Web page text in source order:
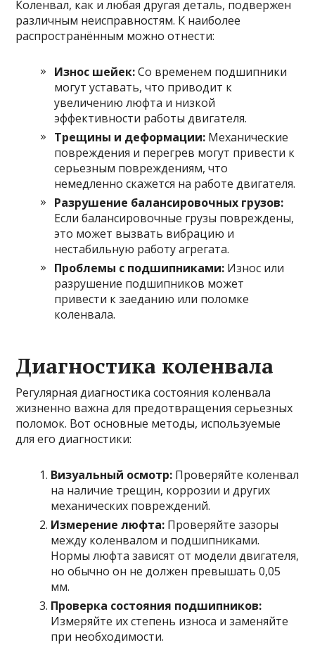
Коленвал, как и любая другая деталь, подвержен
различным неисправностям. К наиболее
распространённым можно отнести:
Износ шейек:Со временем подшипники
могут уставать, что приводит к
увеличению люфта и низкой
эффективности работы двигателя.
Трещины и деформации: Механические
повреждения и перегрев могут привести к
серьезным повреждениям, что
немедленно скажется на работе двигателя.
Разрушение балансировочных грузов:
Если балансировочные грузы повреждены,
это может вызвать вибрацию и
нестабильную работу агрегата.
Проблемы с подшипниками: Износ или
разрушение подшипников может
привести к заеданию или поломке
коленвала.
Диагностика коленвала
Регулярная диагностика состояния коленвала
жизненно важна для предотвращения серьезных
поломок. Вот основные методы, используемые
для его диагностики:
Визуальный осмотр: Проверяйте коленвал
на наличие трещин, коррозии и других
механических повреждений.
Измерение люфта: Проверяйте зазоры
между коленвалом и подшипниками.
Нормы люфта зависят от модели двигателя,
но обычно он не должен превышать 0,05
мм.
Проверка состояния подшипников:
Измеряйте их степень износа и заменяйте
при необходимости.